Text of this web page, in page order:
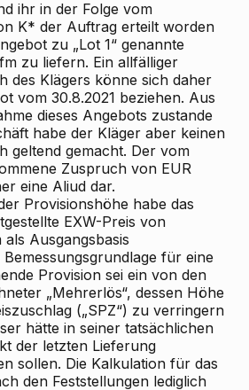
ihr in der Folge vom
K* der Auftrag erteilt worden
zu „Lot 1“ genannte
zu liefern. Ein allfälliger
des Klägers könne sich daher
vom 30.8.2021 beziehen. Aus
dieses Angebots zustande
habe der Kläger aber keinen
geltend gemacht. Der vom
Zuspruch von EUR
eine Aliud dar.
Provisionshöhe habe das
EXW-Preis von
Ausgangsbasis
für eine
Provision sei ein von den
„Mehrerlös“, dessen Höhe
(„SPZ“) zu verringern
hätte in seiner tatsächlichen
der letzten Lieferung
sollen. Die Kalkulation für das
den Feststellungen lediglich